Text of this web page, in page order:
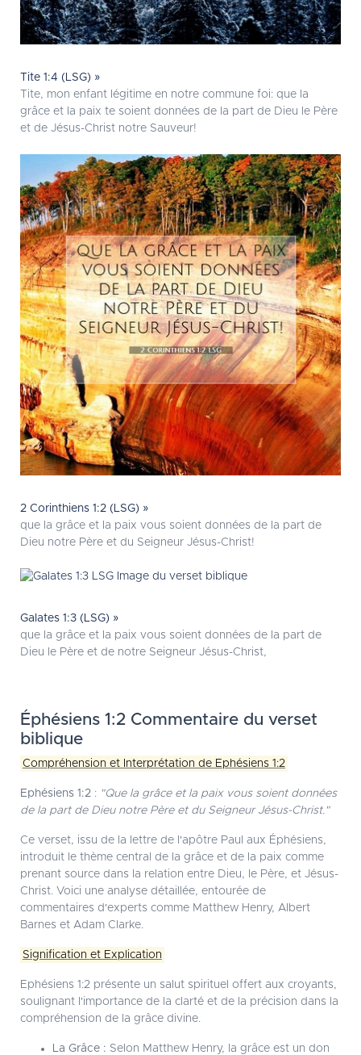
Tite 1:4 (LSG) »
Tite, mon enfant légitime en notre commune foi: que la
grâce et la paix te soient données de la part de Dieu le Père
et de Jésus-Christ notre Sauveur!
2 Corinthiens 1:2 (LSG) »
que la grâce et la paix vous soient données de la part de
Dieu notre Père et du Seigneur Jésus-Christ!
Galates 1:3 (LSG) »
que la grâce et la paix vous soient données de la part de
Dieu le Père et de notre Seigneur Jésus-Christ,
Éphésiens 1:2 Commentaire du verset
biblique
Compréhension et Interprétation de Ephésiens 1:2
Ephésiens 1:2 : "Que la grâce et la paix vous soient données
de la part de Dieu notre Père et du Seigneur Jésus-Christ."
Ce verset, issu de la lettre de l'apôtre Paul aux Éphésiens,
introduit le thème central de la grâce et de la paix comme
prenant source dans la relation entre Dieu, le Père, et Jésus-
Christ. Voici une analyse détaillée, entourée de
commentaires d'experts comme Matthew Henry, Albert
Barnes et Adam Clarke.
Signification et Explication
Ephésiens 1:2 présente un salut spirituel offert aux croyants,
soulignant l'importance de la clarté et de la précision dans la
compréhension de la grâce divine.
La Grâce : Selon Matthew Henry, la grâce est un don